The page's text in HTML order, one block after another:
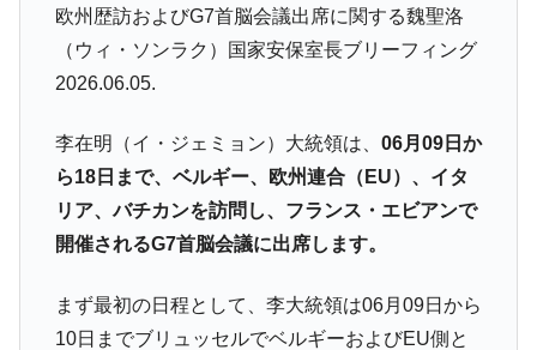
Fact1
甲子園通算本塁打、最多の清原に次いで多く打っ
ている意外な選手とは？
欧州歴訪およびG7首脳会議出席に関する魏聖洛
（ウィ・ソンラク）国家安保室長ブリーフィング
2026.06.05.
李在明（イ・ジェミョン）大統領は、 06月09日か
ら18日まで、ベルギー、欧州連合（EU）、イタ
リア、バチカンを訪問し、フランス・エビアンで
開催されるG7首脳会議に出席します。
まず最初の日程として、李大統領は06月09日から
10日までブリュッセルでベルギーおよびEU側と